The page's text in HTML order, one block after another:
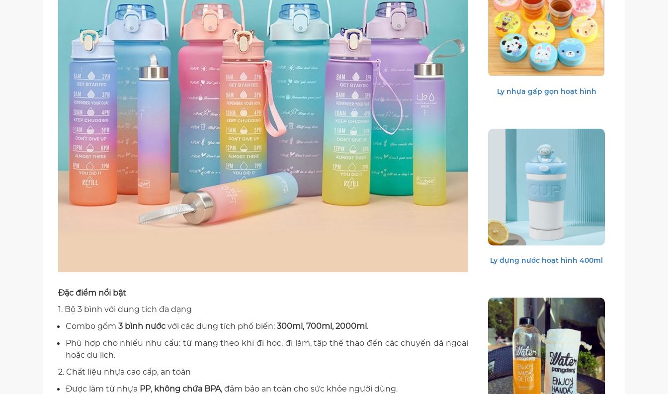
Đặc điểm nổi bật
1. Bộ 3 bình với dung tích đa dạng
Combo gồm 3 bình nước với các dung tích phổ biến: 300ml, 700ml, 2000ml.
Phù hợp cho nhiều nhu cầu: từ mang theo khi đi học, đi làm, tập thể thao đến các chuyến dã ngoại
hoặc du lịch.
2. Chất liệu nhựa cao cấp, an toàn
Được làm từ nhựa PP, không chứa BPA, đảm bảo an toàn cho sức khỏe người dùng.
Ly nhựa gấp gọn hoạt hình
Ly đựng nước hoạt hình 400ml